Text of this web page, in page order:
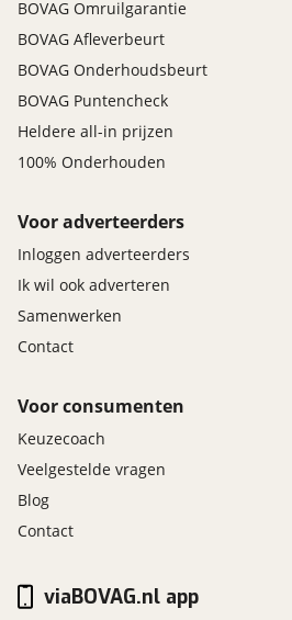
BOVAG Omruilgarantie
BOVAG Afleverbeurt
BOVAG Onderhoudsbeurt
BOVAG Puntencheck
Heldere all-in prijzen
100% Onderhouden
Voor adverteerders
Inloggen adverteerders
Ik wil ook adverteren
Samenwerken
Contact
Voor consumenten
Keuzecoach
Veelgestelde vragen
Blog
Contact
viaBOVAG.nl app